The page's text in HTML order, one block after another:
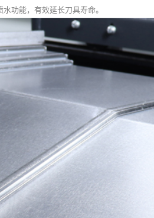
功能，有效延长刀具寿命。